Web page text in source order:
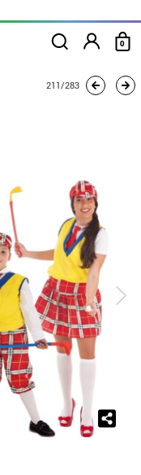
0
Gruppe Golfspieler
211/283